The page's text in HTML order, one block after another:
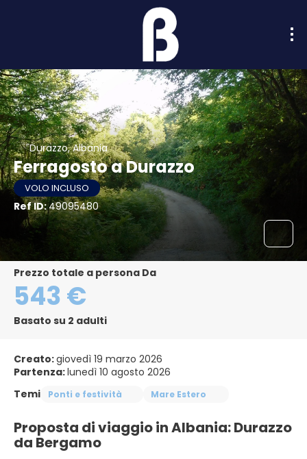
Durazzo, Albania
Ferragosto a Durazzo
VOLO INCLUSO
Ref ID:49095480
Prezzo totale a persona Da
543 €
Basato su 2 adulti
Creato:giovedì 19 marzo 2026
Partenza:lunedì 10 agosto 2026
Temi
Ponti e festività Mare Estero
Proposta di viaggio in Albania: Durazzo
da Bergamo